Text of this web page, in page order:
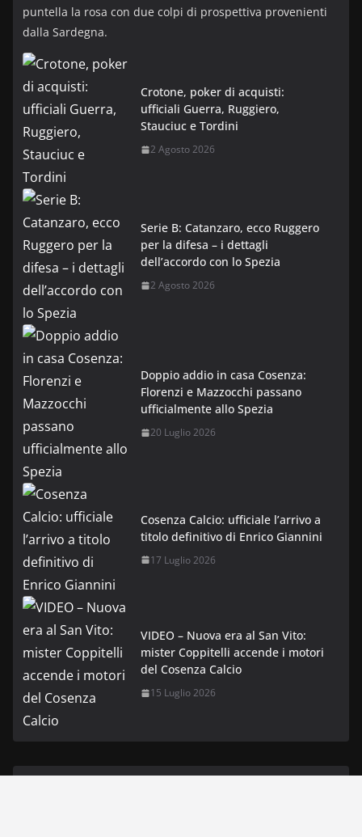
puntella la rosa con due colpi di prospettiva provenienti
dalla Sardegna.
Crotone, poker di acquisti:
ufficiali Guerra, Ruggiero,
Stauciuc e Tordini
2 Agosto 2026
Serie B: Catanzaro, ecco Ruggero
per la difesa – i dettagli
dell’accordo con lo Spezia
2 Agosto 2026
Doppio addio in casa Cosenza:
Florenzi e Mazzocchi passano
ufficialmente allo Spezia
20 Luglio 2026
Cosenza Calcio: ufficiale l’arrivo a
titolo definitivo di Enrico Giannini
17 Luglio 2026
VIDEO – Nuova era al San Vito:
mister Coppitelli accende i motori
del Cosenza Calcio
15 Luglio 2026